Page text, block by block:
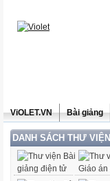
ViOLET.VN Bài giảng
DANH SÁCH THƯ VIỆN